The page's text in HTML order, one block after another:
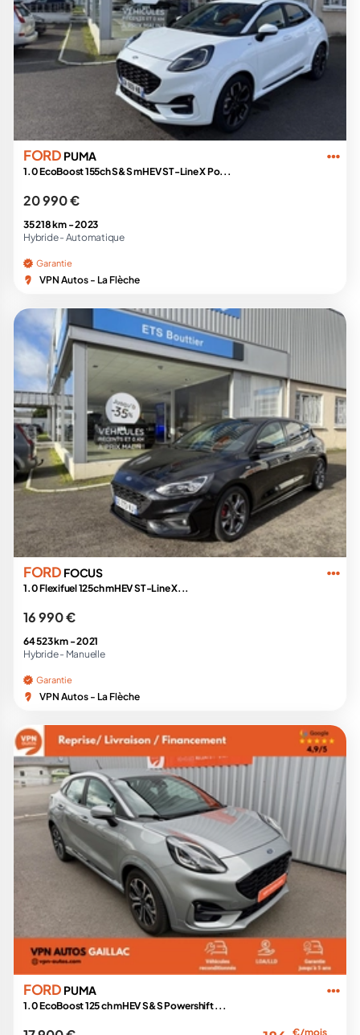
FORD PUMA
1.0 EcoBoost 155ch S&S mHEV ST-Line X Po...
20 990 €
35 218 km -2023
Hybride - Automatique
Garantie
VPN Autos - La Flèche
FORD FOCUS
1.0 Flexifuel 125ch mHEV ST-Line X...
16 990 €
64 523 km -2021
Hybride - Manuelle
Garantie
VPN Autos - La Flèche
FORD PUMA
1.0 EcoBoost 125 ch mHEV S&S Powershift ...
€/mois